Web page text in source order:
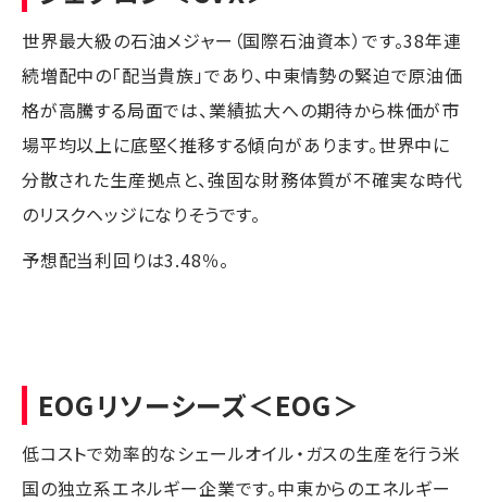
世界最大級の石油メジャー（国際石油資本）です。38年連
続増配中の「配当貴族」であり、中東情勢の緊迫で原油価
格が高騰する局面では、業績拡大への期待から株価が市
場平均以上に底堅く推移する傾向があります。世界中に
分散された生産拠点と、強固な財務体質が不確実な時代
のリスクヘッジになりそうです。
予想配当利回りは3.48％。
EOGリソーシーズ＜EOG＞
低コストで効率的なシェールオイル・ガスの生産を行う米
国の独立系エネルギー企業です。中東からのエネルギー